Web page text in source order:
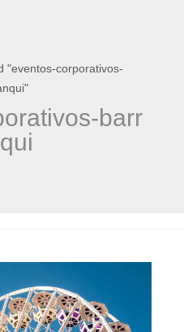
"eventos-corporativos-
barr